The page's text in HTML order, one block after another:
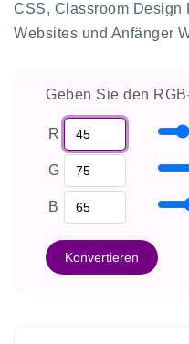
CSS, Classroom Design
Websites und Anfänger
Geben Sie den
R
G
B
Konvertieren